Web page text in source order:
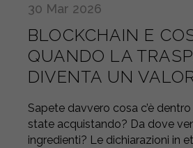
30 Mar 2026
BLOCKCHAIN E
QUANDO LA
DIVENTA UN
Sapete davvero cosa c’è
state acquistando? Da dove
ingredienti? Le dichiarazioni in